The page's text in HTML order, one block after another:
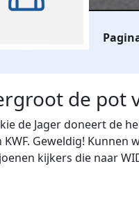
de pot
de Jager doneert de
KWF. Geweldig! Kunnen
kijkers die naar